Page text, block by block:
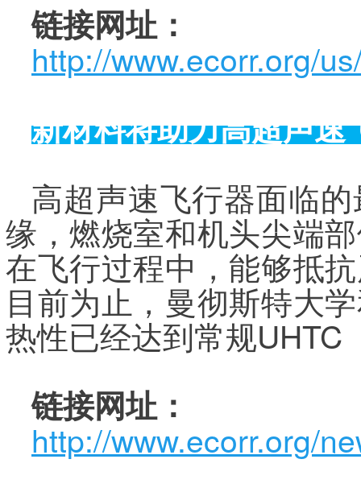
链接网址：
http://www.ecorr.org/
新材料将助力高超声速
高超声速飞行器面临
缘，燃烧室和机头尖端
在飞行过程中，能够抵
目前为止，曼彻斯特大
热性已经达到常规UHTC
链接网址：
http://www.ecorr.org/